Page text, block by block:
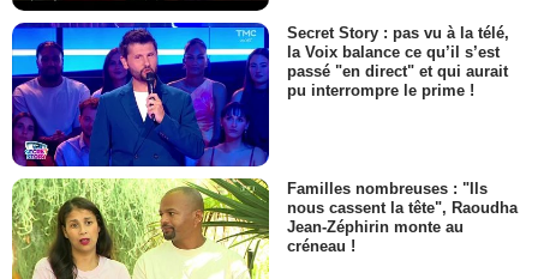
Secret Story : pas vu à la télé,
la Voix balance ce qu’il s’est
passé "en direct" et qui aurait
pu interrompre le prime !
Familles nombreuses : "Ils
nous cassent la tête", Raoudha
Jean-Zéphirin monte au
créneau !